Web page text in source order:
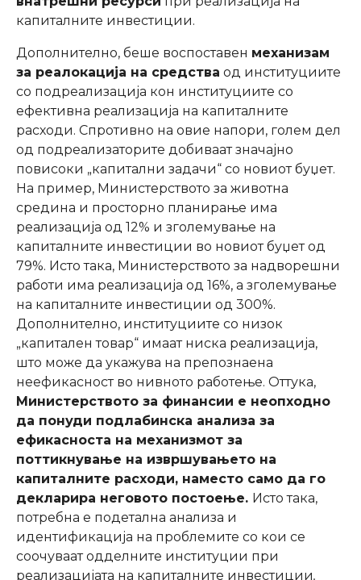
капиталните инвестиции.
Дополнително, беше воспоставен механизам
за реалокација на средства од институциите
со подреализација кон институциите со
ефективна реализација на капиталните
расходи. Спротивно на овие напори, голем дел
од подреализаторите добиваат значајно
повисоки „капитални задачи“ со новиот буџет.
На пример, Министерството за животна
средина и просторно планирање има
реализација од 12% и зголемување на
капиталните инвестиции во новиот буџет од
79%. Исто така, Министерството за надворешни
работи има реализација од 16%, а зголемување
на капиталните инвестиции од 300%.
Дополнително, институциите со низок
„капитален товар“ имаат ниска реализација,
што може да укажува на препознаена
неефикасност во нивното работење. Оттука,
Министерството за финансии е неопходно
да понуди подлабинска анализа за
ефикасноста на механизмот за
поттикнување на извршувањето на
капиталните расходи, наместо само да го
декларира неговото постоење. Исто така,
потребна е подетална анализа и
идентификација на проблемите со кои се
соочуваат одделните институции при
реализацијата на капиталните инвестиции.